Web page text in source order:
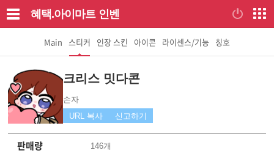
혜택.아이마트 인벤
Main 스티커 인장 스킨 아이콘 라이센스/기능 칭호
크리스 밋다콘
손자
URL 복사
신고하기
판매량 146개